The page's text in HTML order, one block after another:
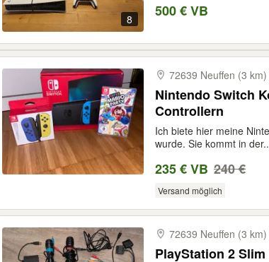
8 500 € VB
72639 Neuffen (3 km)
Nintendo Switch
Controllern
Ich biete hier meine
wurde. Sie kommt in
235 € VB 240 €
Versand möglich
72639 Neuffen (3 km)
PlayStation 2